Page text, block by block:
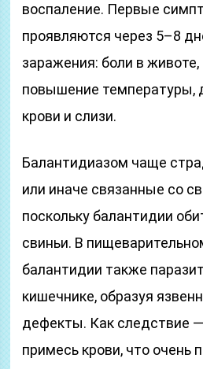
воспаление. Первые
проявляются через 5–8
заражения: боли в
повышение температуры,
крови и слизи.
Балантидиазом чаще
или иначе связанные со
поскольку балантидии
свиньи. В
балантидии также
кишечнике, образуя
дефекты. Как следствие
примесь крови, что очень